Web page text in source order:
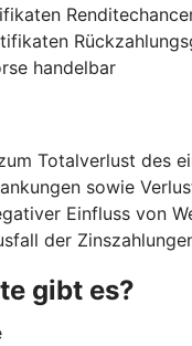
handelbar
Totalverlust des
sowie
Einfluss von
der
gibt es?